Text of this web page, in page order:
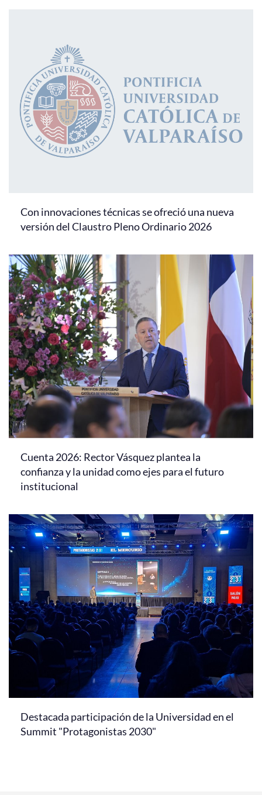
Con innovaciones técnicas se ofreció una nueva
versión del Claustro Pleno Ordinario 2026
Cuenta 2026: Rector Vásquez plantea la
confianza y la unidad como ejes para el futuro
institucional
Destacada participación de la Universidad en el
Summit "Protagonistas 2030"